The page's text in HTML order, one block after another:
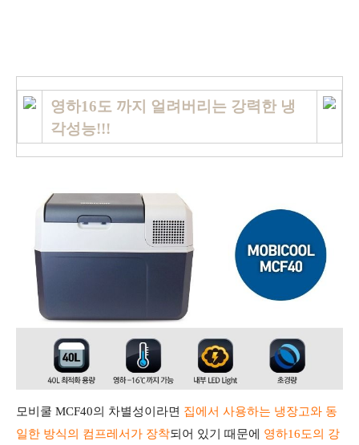
영하16도 까지 얼려버리는 강력한 냉
각성능!!!
모비쿨 MCF40의 차별성이라면 집에서 사용하는 냉장고와 동
일한 방식의 컴프레서가 장착되어 있기 때문에 영하16도의 강